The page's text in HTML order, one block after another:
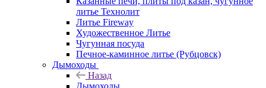
литье Технолит
Литье Fireway
Художественное Литье
Чугунная посуда
Печное-каминное литье (Рубцовск)
Дымоходы
Назад
Дымоходы